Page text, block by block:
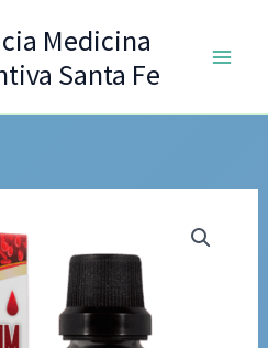
Medicina
Santa Fe